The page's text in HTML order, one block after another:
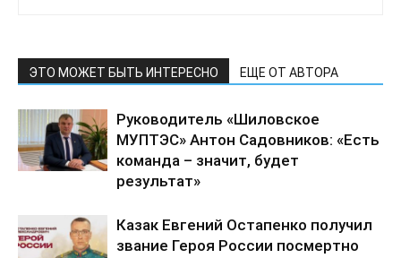
ЭТО МОЖЕТ БЫТЬ ИНТЕРЕСНО ЕЩЕ ОТ АВТОРА
Руководитель «Шиловское
МУПТЭС» Антон Садовников: «Есть
команда – значит, будет
результат»
Казак Евгений Остапенко получил
звание Героя России посмертно